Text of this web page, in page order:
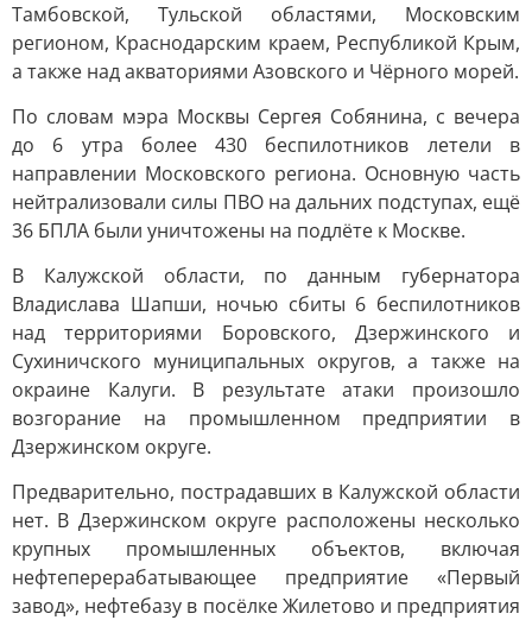
Тамбовской, Тульской областями, Московским
регионом, Краснодарским краем, Республикой Крым,
а также над акваториями Азовского и Чёрного морей.
По словам мэра Москвы Сергея Собянина, с вечера
до 6 утра более 430 беспилотников летели в
направлении Московского региона. Основную часть
нейтрализовали силы ПВО на дальних подступах, ещё
36 БПЛА были уничтожены на подлёте к Москве.
В Калужской области, по данным губернатора
Владислава Шапши, ночью сбиты 6 беспилотников
над территориями Боровского, Дзержинского и
Сухиничского муниципальных округов, а также на
окраине Калуги. В результате атаки произошло
возгорание на промышленном предприятии в
Дзержинском округе.
Предварительно, пострадавших в Калужской области
нет. В Дзержинском округе расположены несколько
крупных промышленных объектов, включая
нефтеперерабатывающее предприятие «Первый
завод», нефтебазу в посёлке Жилетово и предприятия